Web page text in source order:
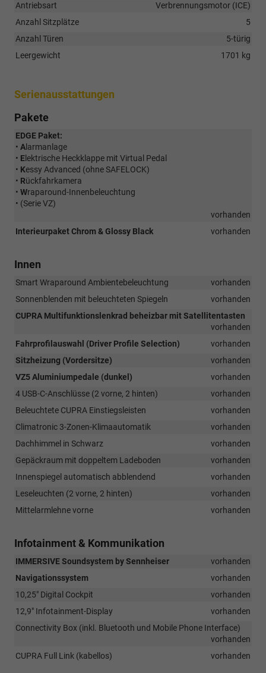
Antriebsart
Verbrennungsmotor (ICE)
Anzahl Sitzplätze
5
Anzahl Türen
5-türig
Leergewicht
1701 kg
Serienausstattungen
Pakete
EDGE Paket:
• A larmanlage
• Elektrische Heckklappe mit Virtual Pedal
• Kessy Advanced (ohne SAFELOCK)
• Rückfahrkamera
• Wraparound-Innenbeleuchtung
• (Serie VZ)
vorhanden
Interieurpaket Chrom & Glossy Black
vorhanden
Innen
Smart Wraparound Ambientebeleuchtung
vorhanden
Sonnenblenden mit beleuchteten Spiegeln
vorhanden
CUPRA Multifunktionslenkrad beheizbar mit Satellitentasten
vorhanden
Fahrprofilauswahl (Driver Profile Selection)
vorhanden
Sitzheizung (Vordersitze)
vorhanden
VZ5 Aluminiumpedale (dunkel)
vorhanden
4 USB-C-Anschlüsse (2 vorne, 2 hinten)
vorhanden
Beleuchtete CUPRA Einstiegsleisten
vorhanden
Climatronic 3-Zonen-Klimaautomatik
vorhanden
Dachhimmel in Schwarz
vorhanden
Gepäckraum mit doppeltem Ladeboden
vorhanden
Innenspiegel automatisch abblendend
vorhanden
Leseleuchten (2 vorne, 2 hinten)
vorhanden
Mittelarmlehne vorne
vorhanden
Infotainment & Kommunikation
IMMERSIVE Soundsystem by Sennheiser
vorhanden
Navigationssystem
vorhanden
10,25" Digital Cockpit
vorhanden
12,9" Infotainment-Display
vorhanden
Connectivity Box (inkl. Bluetooth und Mobile Phone Interface)
vorhanden
CUPRA Full Link (kabellos)
vorhanden